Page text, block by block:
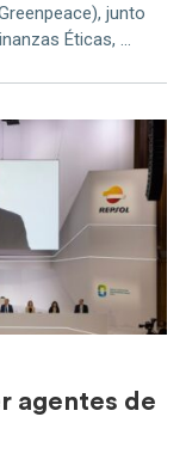
junto
Éticas, ...
agentes de